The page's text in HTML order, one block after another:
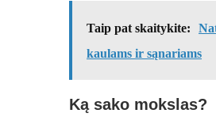
Taip pat skaitykite:
kaulams ir sąnariams
Ką sako mokslas?